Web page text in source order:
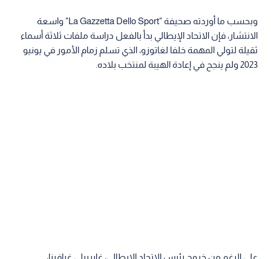
وبحسب ما أوردته صحيفة "La Gazzetta Dello Sport" واسعة
الانتشار، فإن الاتحاد الإيطالي بدأ بالفعل دراسة ملفات ثلاثة أسماء
ثقيلة لتولي المهمة خلفا لغاتوزو، الذي تسلم زمام الأمور في يونيو
2023 ولم ينجح في إعادة الهيبة لمنتخب بلاده.
على الرغم من خروج رئيس الاتحاد الإيطالي، غابرييلي غرافينا،